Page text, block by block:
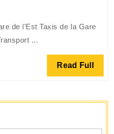
de l’Est Taxis de la Gare
...
Read Full Read
Full